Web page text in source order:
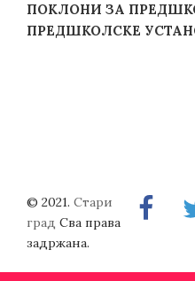
ПОКЛОНИ ЗА
ПРЕДШКОЛСКЕ
© 2021. Стари
град Сва права
задржана.